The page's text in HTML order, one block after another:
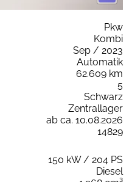
Pkw
Kombi
Sep / 2023
Automatik
62.609 km
5
Schwarz
Zentrallager
ab ca. 10.08.2026
14829
150 kW / 204 PS
Diesel